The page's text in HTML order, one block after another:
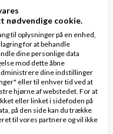
kan desværre
din hjælp, men jeg
der vil tage
hvorfor går du op i
godt ved du
nødvendige cookie.
til oplysninger på en enhed,
for at behandle
dine personlige data
mod dette åbne
dine indstillinger
eller til enhver tid ved at
hjørne af webstedet. For at
eller linket i sidefoden på
på den side kan du trække
til vores partnere og vil ikke